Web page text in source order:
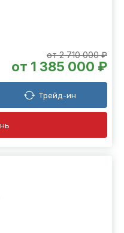
от 2 710 000 ₽
от 1 385 000 ₽
Трейд-ин